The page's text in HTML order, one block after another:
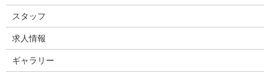
スタッフ
求人情報
ギャラリー